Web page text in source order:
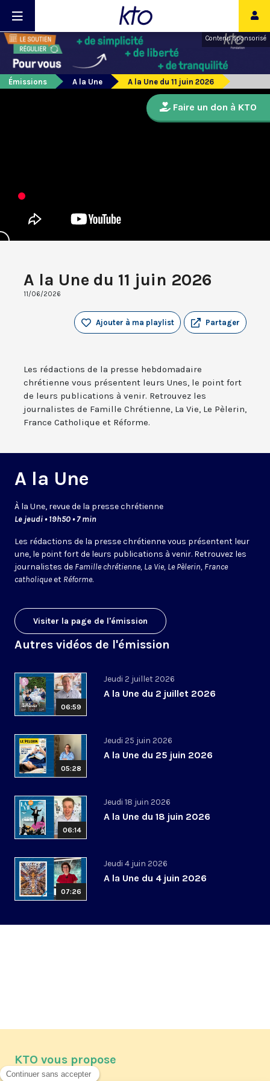
Contenu sponsorisé
Émissions A la Une A la Une du 11 juin 2026
A la Une du 11 juin 2026
11/06/2026
Partager
Ajouter à ma playlist
Les rédactions de la presse hebdomadaire
chrétienne vous présentent leurs Unes, le point fort
de leurs publications à venir. Retrouvez les
journalistes de Famille Chrétienne, La Vie, Le Pèlerin,
France Catholique et Réforme.
A la Une
À la Une, revue de la presse chrétienne
Le jeudi • 19h50 • 7 min
Les rédactions de la presse chrétienne vous présentent leur
une, le point fort de leurs publications à venir. Retrouvez les
journalistes de Famille chrétienne, La Vie, Le Pèlerin, France
catholiqueet Réforme.
Visiter la page de l'émission
Autres vidéos de l'émission
06:59
Jeudi 2 juillet 2026
A la Une du 2 juillet 2026
05:28
Jeudi 25 juin 2026
A la Une du 25 juin 2026
06:14
Jeudi 18 juin 2026
A la Une du 18 juin 2026
07:26
Jeudi 4 juin 2026
A la Une du 4 juin 2026
Faire un don à KTO
KTO vous propose